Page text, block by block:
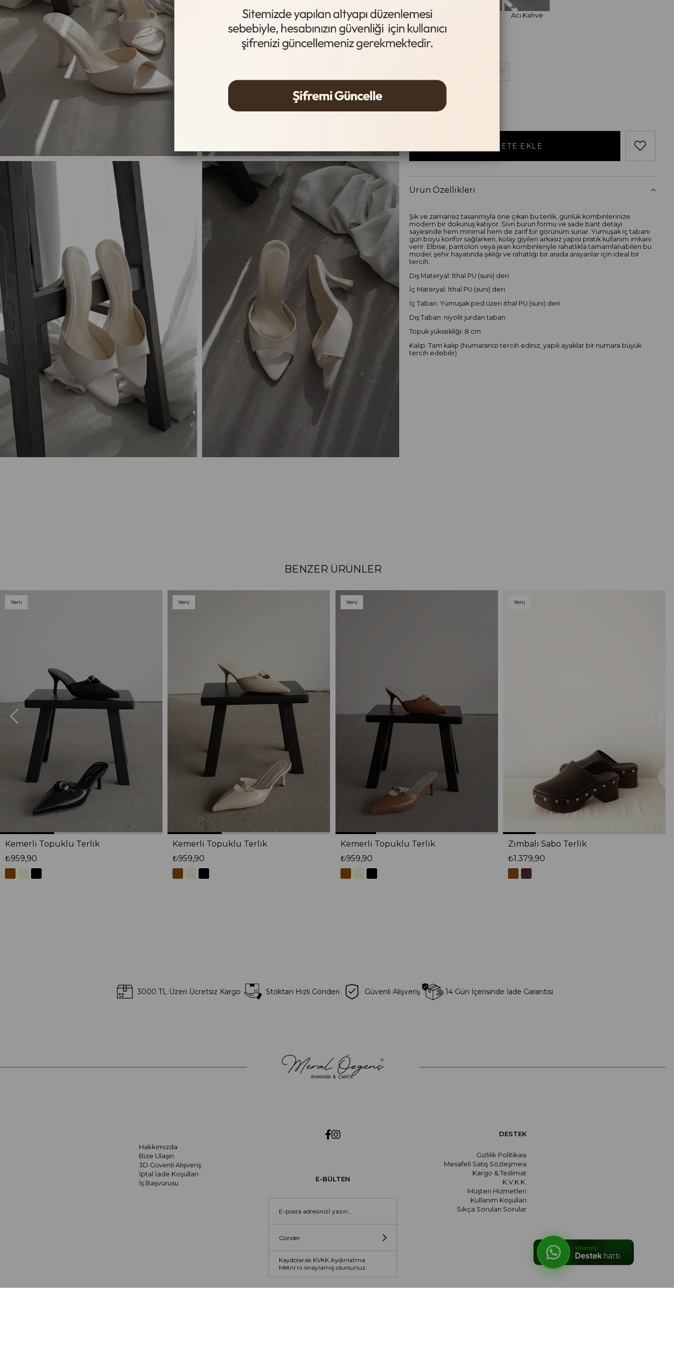
Siyah Acı Kahve
Beden Tablosu
40
Ürün Özellikleri
Şık ve zamansız tasarımıyla öne çıkan bu terlik, günlük kombinlerinize
modern bir dokunuş katıyor. Sivri burun formu ve sade bant detayı
sayesinde hem minimal hem de zarif bir görünüm sunar. Yumuşak iç tabanı
gün boyu konfor sağlarken, kolay giyilen arkasız yapısı pratik kullanım imkanı
verir. Elbise, pantolon veya jean kombinleriyle rahatlıkla tamamlanabilen bu
model; şehir hayatında şıklığı ve rahatlığı bir arada arayanlar için ideal bir
tercih.
Dış Materyal: İthal PU (suni) deri
İç Materyal: İthal PU (suni) deri
İç Taban: Yumuşak ped üzeri ithal PU (suni) deri
Dış Taban: niyolit jurdan taban
Topuk yüksekliği: 8 cm
Kalıp: Tam kalıp (Numaranızı tercih ediniz, yapılı ayaklar bir numara büyük
tercih edebilir)
BENZER ÜRÜNLER
Kemerli Topuklu Terlik
₺959,90
Yeni
Kemerli Topuklu Terlik
₺959,90
Yeni
Kemerli Topuklu Terlik
₺959,90
Yeni
Zımbalı Sabo Terlik
₺1.379,90
Yeni
3000 TL Üzeri Ücretsiz Kargo Stoktan Hızlı Gönderi Güvenli Alışveriş 14 Gün İçerisinde İade Garantisi
Hakkımızda
Bize Ulaşın
3D Güvenli Alışveriş
İptal İade Koşulları
İş Başvurusu
E-BÜLTEN
Gönder
Kaydolarak KVKK Aydınlatma
Metni’ni onaylamış olursunuz.
DESTEK
Gizlilik Politikası
Mesafeli Satış Sözleşmesi
Kargo & Teslimat
K.V.K.K.
Müşteri Hizmetleri
Kullanım Koşulları
Sıkça Sorulan Sorular